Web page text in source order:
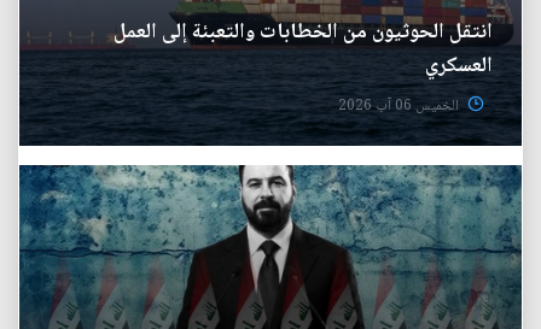
انتقل الحوثيون من الخطابات والتعبئة إلى العمل
العسكري
الخميس 06 آب 2026